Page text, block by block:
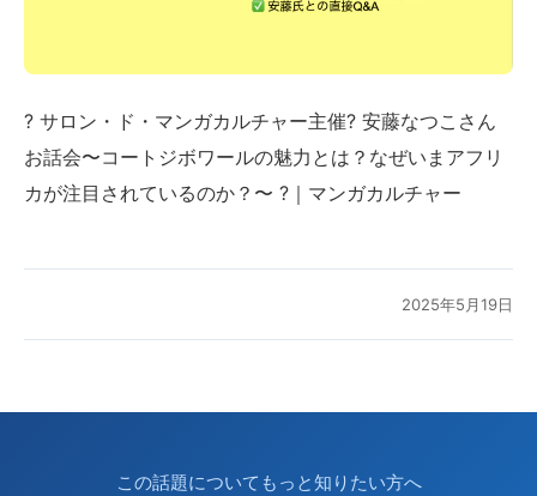
? サロン・ド・マンガカルチャー主催? 安藤なつこさん
お話会〜コートジボワールの魅力とは？なぜいまアフリ
カが注目されているのか？〜 ?｜マンガカルチャー
2025年5月19日
この話題についてもっと知りたい方へ